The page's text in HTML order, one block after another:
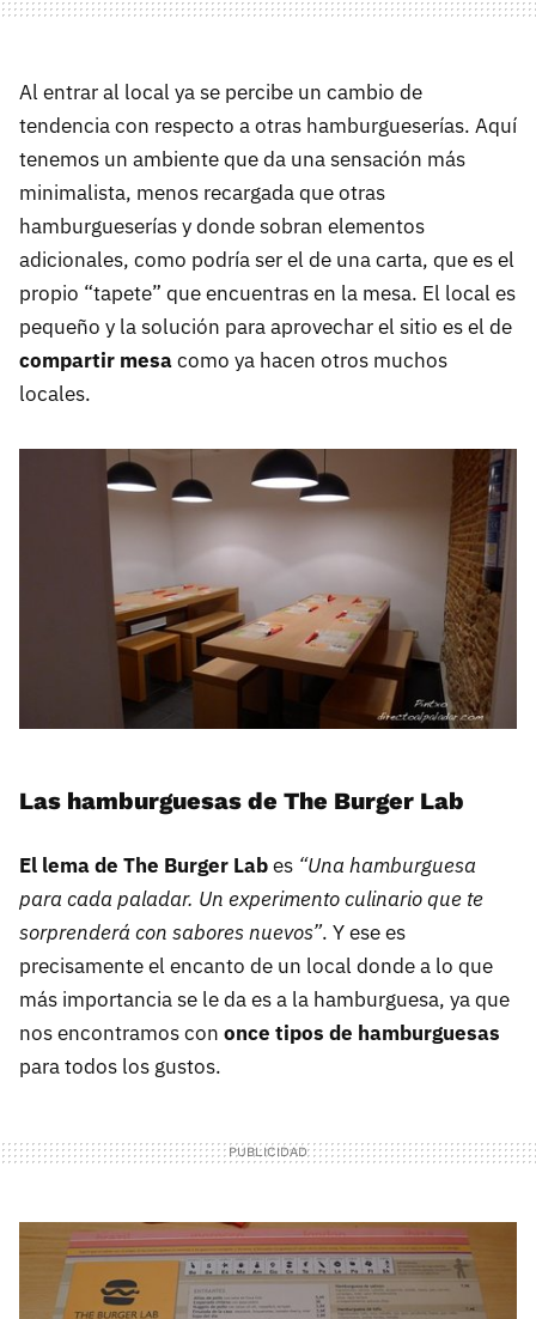
Al entrar al local ya se percibe un cambio de
tendencia con respecto a otras hamburgueserías. Aquí
tenemos un ambiente que da una sensación más
minimalista, menos recargada que otras
hamburgueserías y donde sobran elementos
adicionales, como podría ser el de una carta, que es el
propio “tapete” que encuentras en la mesa. El local es
pequeño y la solución para aprovechar el sitio es el de
compartir mesacomo ya hacen otros muchos
locales.
Las hamburguesas de The Burger Lab
El lema de The Burger Labes “Una hamburguesa
para cada paladar. Un experimento culinario que te
sorprenderá con sabores nuevos”. Y ese es
precisamente el encanto de un local donde a lo que
más importancia se le da es a la hamburguesa, ya que
nos encontramos con once tipos de hamburguesas
para todos los gustos.